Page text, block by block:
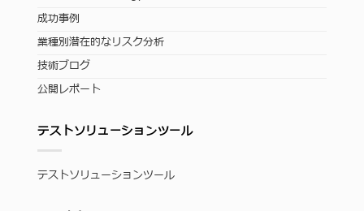
成功事例
業種別潜在的なリスク分析
技術ブログ
公開レポート
テストソリューションツール
テストソリューションツール